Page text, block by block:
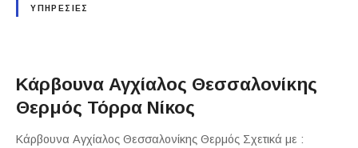
ΥΠΗΡΕΣΙΕΣ
Κάρβουνα Αγχίαλος Θεσσαλονίκης
Θερμός Τόρρα Νίκος
Κάρβουνα Αγχίαλος Θεσσαλονίκης Θερμός Σχετικά με :